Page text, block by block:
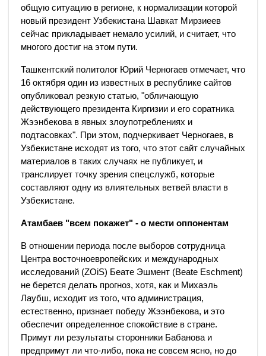
общую ситуацию в регионе, к нормализации которой
новый президент Узбекистана Шавкат Мирзиеев
сейчас прикладывает немало усилий, и считает, что
многого достиг на этом пути.
Ташкентский политолог Юрий Черногаев отмечает, что
16 октября один из известных в республике сайтов
опубликовал резкую статью, "обличающую
действующего президента Киргизии и его соратника
Жээнбекова в явных злоупотреблениях и
подтасовках". При этом, подчеркивает Черногаев, в
Узбекистане исходят из того, что этот сайт случайных
материалов в таких случаях не публикует, и
транслирует точку зрения спецслужб, которые
составляют одну из влиятельных ветвей власти в
Узбекистане.
Атамбаев "всем покажет" - о мести оппонентам
В отношении периода после выборов сотрудница
Центра восточноевропейских и международных
исследований (ZOiS) Беате Эшмент (Beate Eschment)
не берется делать прогноз, хотя, как и Михаэль
Лаубш, исходит из того, что администрация,
естественно, признает победу Жээнбекова, и это
обеспечит определенное спокойствие в стране.
Примут ли результаты сторонники Бабанова и
предпримут ли что-либо, пока не совсем ясно, но до